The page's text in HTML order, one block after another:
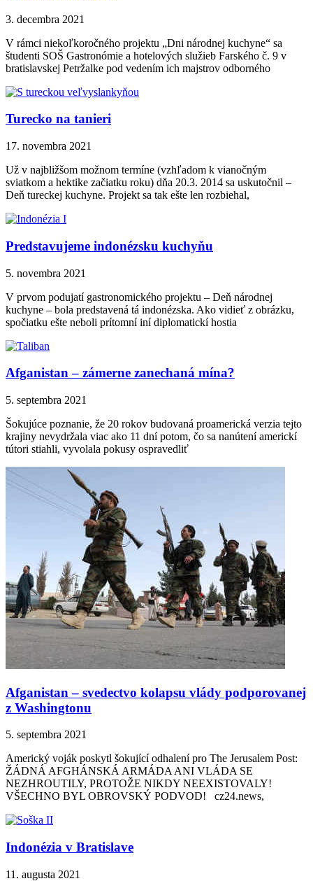
3. decembra 2021
V rámci niekoľkoročného projektu „Dni národnej kuchyne“ sa
študenti SOŠ Gastronómie a hotelových služieb Farského č. 9 v
bratislavskej Petržalke pod vedením ich majstrov odborného
Turecko na tanieri
17. novembra 2021
Už v najbližšom možnom termíne (vzhľadom k vianočným
sviatkom a hektike začiatku roku) dňa 20.3. 2014 sa uskutočnil –
Deň tureckej kuchyne. Projekt sa tak ešte len rozbiehal,
Predstavujeme indonézsku kuchyňu
5. novembra 2021
V prvom podujatí gastronomického projektu – Deň národnej
kuchyne – bola predstavená tá indonézska. Ako vidieť z obrázku,
spočiatku ešte neboli prítomní iní diplomatickí hostia
Afganistan – zámerne zanechaná mína?
5. septembra 2021
Šokujúce poznanie, že 20 rokov budovaná proamerická verzia tejto
krajiny nevydržala viac ako 11 dní potom, čo sa nanútení americkí
tútori stiahli, vyvolala pokusy ospravedliť
Afganistan – svedectvo kolapsu vlády podporovanej
z Washingtonu
5. septembra 2021
Americký voják poskytl šokující odhalení pro The Jerusalem Post:
ŽÁDNÁ AFGHÁNSKÁ ARMÁDA ANI VLÁDA SE
NEZHROUTILY, PROTOŽE NIKDY NEEXISTOVALY!
VŠECHNO BYL OBROVSKÝ PODVOD! cz24.news,
Indonézia v Bratislave
11. augusta 2021